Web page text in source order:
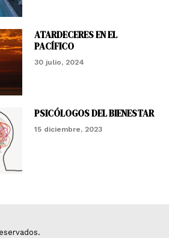
ATARDECERES EN EL
PACÍFICO
30 julio, 2024
PSICÓLOGOS DEL BIENESTAR
15 diciembre, 2023